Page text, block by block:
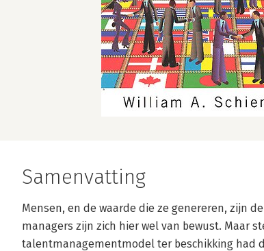
Samenvatting
Mensen, en de waarde die ze genereren, zijn
managers zijn zich hier wel van bewust. Maar
talentmanagementmodel ter beschikking had